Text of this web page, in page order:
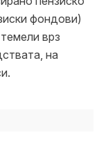
фондови)
врз
на